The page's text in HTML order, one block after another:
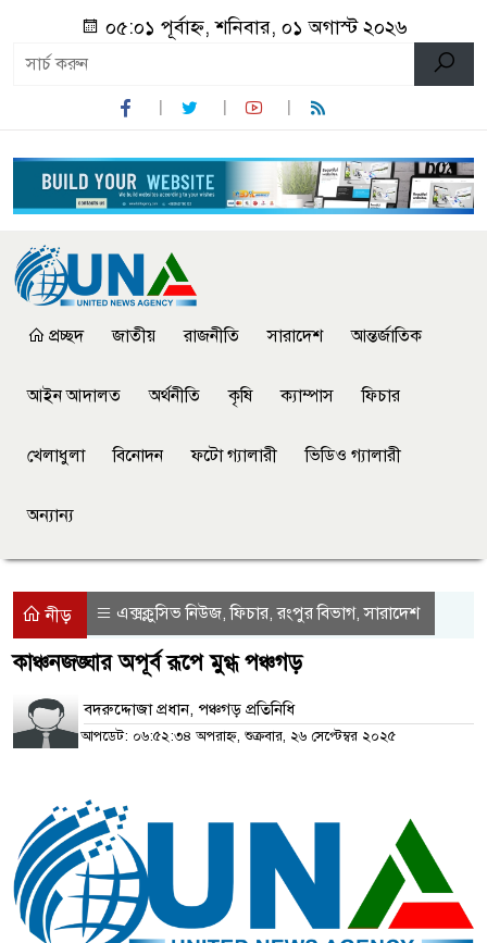
০৫:০১ পূর্বাহ্ন, শনিবার, ০১ অগাস্ট ২০২৬
প্রচ্ছদ জাতীয় রাজনীতি সারাদেশ আন্তর্জাতিক
আইন আদালত অর্থনীতি কৃষি ক্যাম্পাস ফিচার
খেলাধুলা বিনোদন ফটো গ্যালারী ভিডিও গ্যালারী
অন্যান্য
নীড় এক্সক্লুসিভ নিউজ,ফিচার,রংপুর বিভাগ,সারাদেশ
কাঞ্চনজঙ্ঘার অপূর্ব রূপে মুগ্ধ পঞ্চগড়
বদরুদ্দোজা প্রধান, পঞ্চগড় প্রতিনিধি
আপডেট: ০৬:৫২:৩৪ অপরাহ্ন, শুক্রবার, ২৬ সেপ্টেম্বর ২০২৫